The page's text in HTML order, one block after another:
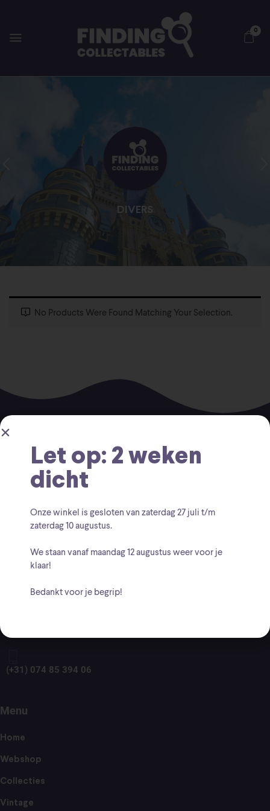
0
DIVERS
No Products Were Found Matching Your Selection.
info@findingcollectables.nl
KVK: 67164218
BTW: NL001661756B20
Adres
(+31) 074 85 394 06
Menu
Home
Webshop
Collecties
Vintage
Let op: 2 weken
dicht
Onze winkel is gesloten van zaterdag27 juli t/m
zaterdag 10 augustus.
We staan vanaf maandag 12 augustus weer voor je
klaar!
Bedankt voor je begrip!